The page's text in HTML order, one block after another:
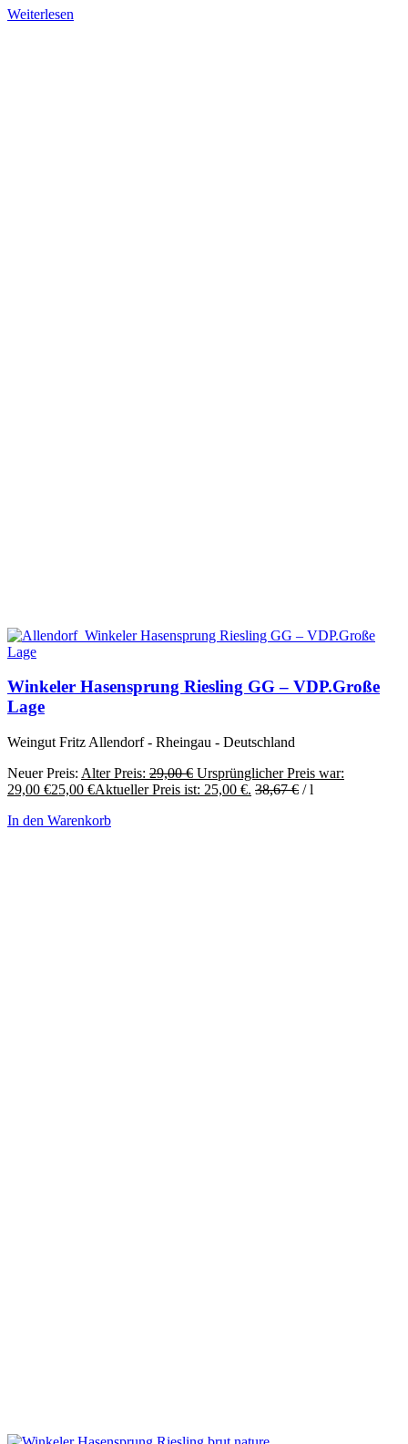
Weiterlesen
Winkeler Hasensprung Riesling GG – VDP.Große
Lage
Weingut Fritz Allendorf - Rheingau - Deutschland
Neuer Preis: Alter Preis: 29,00€ Ursprünglicher Preis war:
29,00 €25,00 €Aktueller Preis ist: 25,00 €. 38,67€ /l
In den Warenkorb